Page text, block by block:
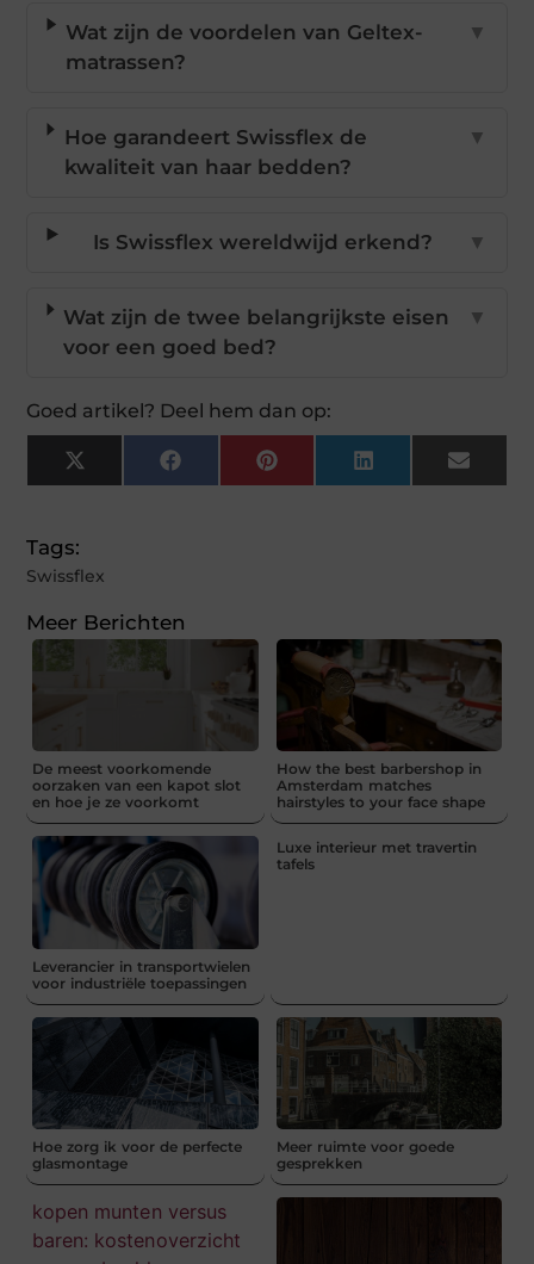
Wat zijn de voordelen van Geltex-
matrassen?
▼
Hoe garandeert Swissflex de
kwaliteit van haar bedden?
▼
Is Swissflex wereldwijd erkend? ▼
Wat zijn de twee belangrijkste eisen
voor een goed bed?
▼
Goed artikel? Deel hem dan op:
X
(Twitter)
FacebookPinterestLinkedInEmail
Tags:
Swissflex
Meer Berichten
De meest voorkomende
oorzaken van een kapot slot
en hoe je ze voorkomt
How the best barbershop in
Amsterdam matches
hairstyles to your face shape
Leverancier in transportwielen
voor industriële toepassingen
Luxe interieur met travertin
tafels
Hoe zorg ik voor de perfecte
glasmontage
Meer ruimte voor goede
gesprekken